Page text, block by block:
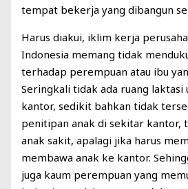
tempat bekerja yang dibangun
Harus diakui, iklim kerja
Indonesia memang tidak
terhadap perempuan atau ibu
Seringkali tidak ada ruang
kantor, sedikit bahkan tidak
penitipan anak di sekitar kantor,
anak sakit, apalagi jika harus
membawa anak ke kantor.
juga kaum perempuan yang